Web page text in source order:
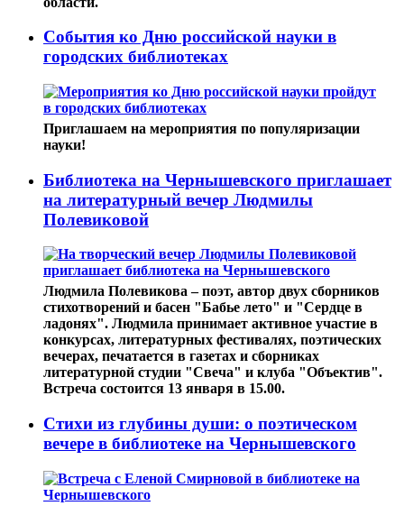
События ко Дню российской науки в
городских библиотеках
Приглашаем на мероприятия по популяризации
науки!
Библиотека на Чернышевского приглашает
на литературный вечер Людмилы
Полевиковой
Людмила Полевикова – поэт, автор двух сборников
стихотворений и басен "Бабье лето" и "Сердце в
ладонях". Людмила принимает активное участие в
конкурсах, литературных фестивалях, поэтических
вечерах, печатается в газетах и сборниках
литературной студии "Свеча" и клуба "Объектив".
Встреча состоится 13 января в 15.00.
Стихи из глубины души: о поэтическом
вечере в библиотеке на Чернышевского